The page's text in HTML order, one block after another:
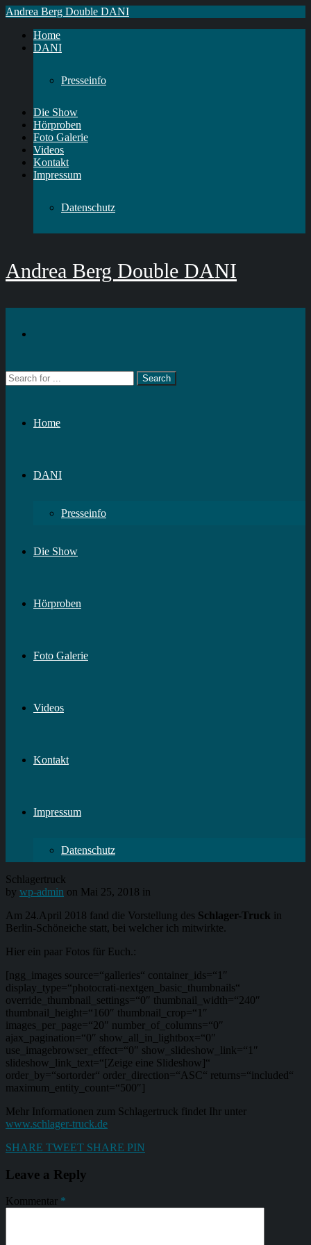
Andrea Berg Double DANI
Home
DANI
Presseinfo
Die Show
Hörproben
Foto Galerie
Videos
Kontakt
Impressum
Datenschutz
Andrea Berg Double DANI
Home
DANI
Presseinfo
Die Show
Hörproben
Foto Galerie
Videos
Kontakt
Impressum
Datenschutz
Schlagertruck
by wp-admin on Mai 25, 2018 in
Am 24.April 2018 fand die Vorstellung des Schlager-Truck in
Berlin-Schöneiche statt, bei welcher ich mitwirkte.
Hier ein paar Fotos für Euch.:
[ngg_images source=“galleries“ container_ids=“1″
display_type=“photocrati-nextgen_basic_thumbnails“
override_thumbnail_settings=“0″ thumbnail_width=“240″
thumbnail_height=“160″ thumbnail_crop=“1″
images_per_page=“20″ number_of_columns=“0″
ajax_pagination=“0″ show_all_in_lightbox=“0″
use_imagebrowser_effect=“0″ show_slideshow_link=“1″
slideshow_link_text=“[Zeige eine Slideshow]“
order_by=“sortorder“ order_direction=“ASC“ returns=“included“
maximum_entity_count=“500″]
Mehr Informationen zum Schlagertruck findet Ihr unter
www.schlager-truck.de
SHARE TWEET SHARE PIN
Leave a Reply
Kommentar *